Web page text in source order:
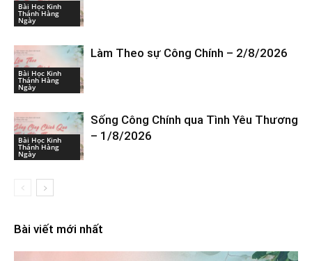
Bài Học Kinh
Thánh Hàng
Ngày
Bài Học Kinh
Thánh Hàng
Ngày
Làm Theo sự Công Chính – 2/8/2026
Bài Học Kinh
Thánh Hàng
Ngày
Sống Công Chính qua Tình Yêu Thương
– 1/8/2026
Bài viết mới nhất